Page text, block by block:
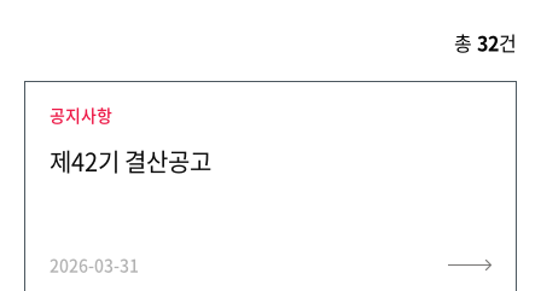
지속가능경영
ESG경영
미디어센터
총 32건
공지사항
제42기 결산공고
2026-03-31